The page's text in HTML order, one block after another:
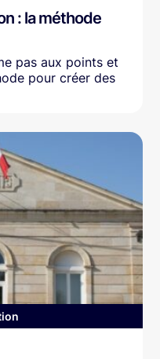
: la méthode
pas aux points et
pour créer des